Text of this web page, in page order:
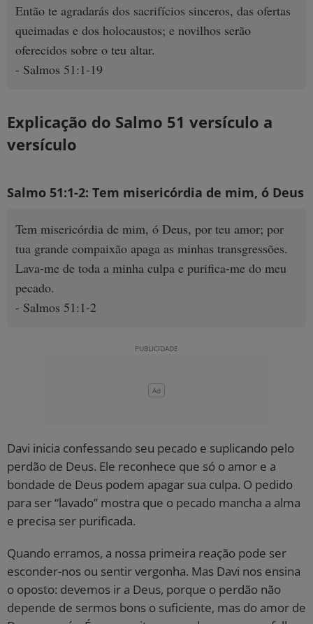
Então te agradarás dos sacrifícios sinceros, das ofertas
queimadas e dos holocaustos; e novilhos serão
oferecidos sobre o teu altar.
- Salmos 51:1-19
Explicação do Salmo 51 versículo a
versículo
Salmo 51:1-2: Tem misericórdia de mim, ó Deus
Tem misericórdia de mim, ó Deus, por teu amor; por
tua grande compaixão apaga as minhas transgressões.
Lava-me de toda a minha culpa e purifica-me do meu
pecado.
- Salmos 51:1-2
Davi inicia confessando seu pecado e suplicando pelo
perdão de Deus. Ele reconhece que só o amor e a
bondade de Deus podem apagar sua culpa. O pedido
para ser “lavado” mostra que o pecado mancha a alma
e precisa ser purificada.
Quando erramos, a nossa primeira reação pode ser
esconder-nos ou sentir vergonha. Mas Davi nos ensina
o oposto: devemos ir a Deus, porque o perdão não
depende de sermos bons o suficiente, mas do amor de